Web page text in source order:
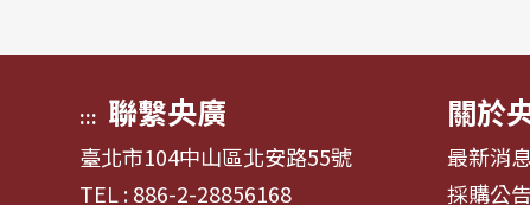
::: 聯繫央廣
臺北市104中山區北安路55號
TEL : 886-2-28856168
關於
最新消息
採購公告